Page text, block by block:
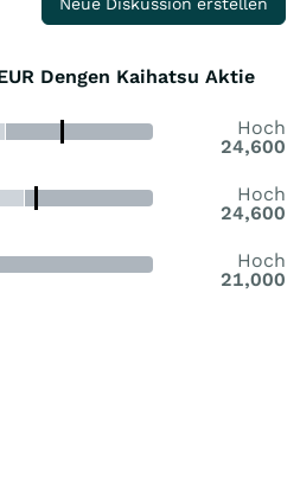
Dengen Kaihatsu Aktie
Hoch
24,600
Hoch
24,600
Hoch
21,000